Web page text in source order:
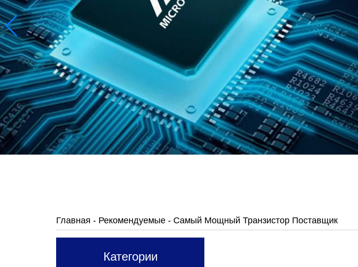
Главная - Рекомендуемые - Самый Мощный Транзистор Поставщик
Категории